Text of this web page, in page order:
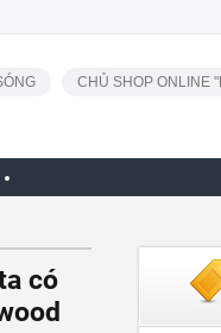
CHỦ SHOP ONLINE
có